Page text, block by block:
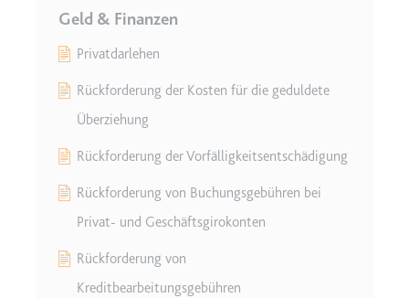
ytidb::LAST_RESULT_ENTRY_KEY
Anbieter:
youtube.com
Zweck:
Wird verwendet, um die
Interaktion der Nutzer mit
eingebetteten Inhalten zu
Typ:
HTML Local Storage
Geld & Finanzen
Privatdarlehen
Rückforderung der Kosten für die geduldete
Überziehung
Rückforderung der Vorfälligkeitsentschädigung
Rückforderung von Buchungsgebühren bei
Privat- und Geschäftsgirokonten
Rückforderung von
Kreditbearbeitungsgebühren